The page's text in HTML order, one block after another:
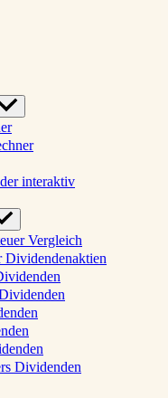
interaktiv
Vergleich
Dividendenaktien
Dividenden